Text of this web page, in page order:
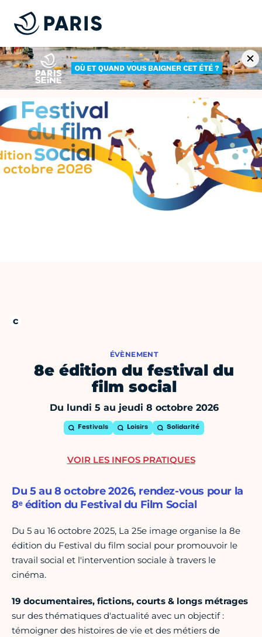
ÉVÈNEMENT
8e édition du festival du
film social
Du lundi 5 au jeudi 8 octobre 2026
Festivals Loisirs Solidarité
Du 5 au 8 octobre 2026, rendez-vous pour la
8ᵉ édition du Festival du Film Social
Du 5 au 16 octobre 2025, La 25e image organise la 8e
édition du Festival du film social pour promouvoir le
travail social et l'intervention sociale à travers le
cinéma.
19 documentaires, fictions, courts & longs métrages
sur des thématiques d'actualité avec un objectif :
témoigner des histoires de vie et des métiers de
VOIR LES INFOS PRATIQUES